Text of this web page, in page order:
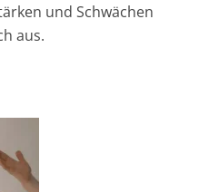
und Schwächen
aus.